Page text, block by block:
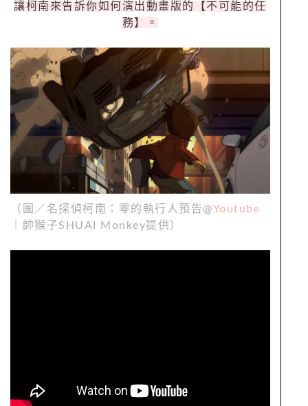
讓柯南來告訴你如何演出動畫版的【不可能的任
務】。
（圖／名探偵柯南：零的執行人預告@Youtube
｜帥猴子SHUAI Monkey提供）